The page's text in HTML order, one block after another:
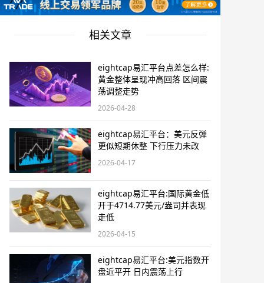
相关文章
eightcap易汇平台点差怎么样:
黄金整体呈现冲高回落 区间震
荡调整走势
2026-04-28
eightcap易汇平台：美元反弹
更似短期休整 下行压力未改
2026-04-17
eightcap易汇平台:国际黄金低
开于4714.77美元/盎司并表现
走低
2026-04-15
eightcap易汇平台:美元指数开
盘近平开 日内震荡上行